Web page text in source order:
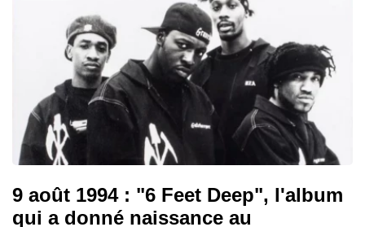
9 août 1994 : "6 Feet Deep", l'album
qui a donné naissance au